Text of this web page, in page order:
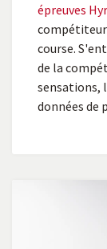
épreuves
compétiteur
course.
de la
sensations,
données de